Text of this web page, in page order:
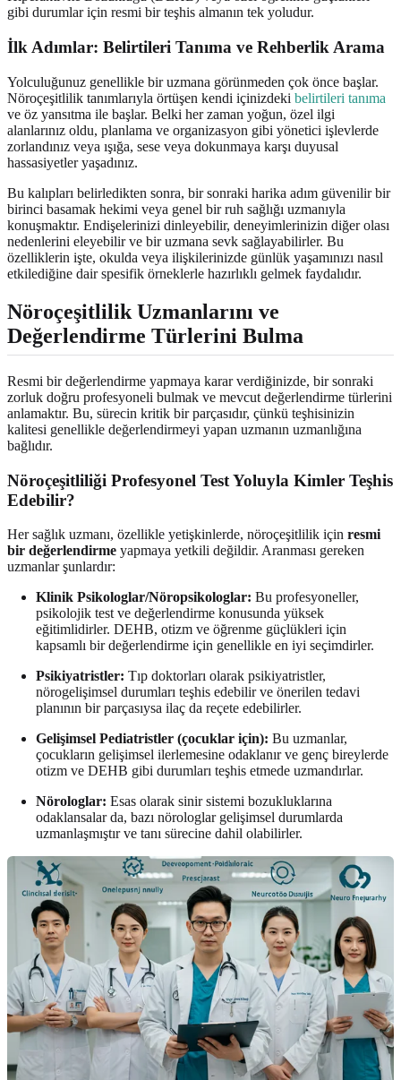
gibi durumlar için resmi bir teşhis almanın tek yoludur.
İlk Adımlar: Belirtileri Tanıma ve Rehberlik Arama
Yolculuğunuz genellikle bir uzmana görünmeden çok önce başlar.
Nöroçeşitlilik tanımlarıyla örtüşen kendi içinizdeki belirtileri tanıma
ve öz yansıtma ile başlar. Belki her zaman yoğun, özel ilgi
alanlarınız oldu, planlama ve organizasyon gibi yönetici işlevlerde
zorlandınız veya ışığa, sese veya dokunmaya karşı duyusal
hassasiyetler yaşadınız.
Bu kalıpları belirledikten sonra, bir sonraki harika adım güvenilir bir
birinci basamak hekimi veya genel bir ruh sağlığı uzmanıyla
konuşmaktır. Endişelerinizi dinleyebilir, deneyimlerinizin diğer olası
nedenlerini eleyebilir ve bir uzmana sevk sağlayabilirler. Bu
özelliklerin işte, okulda veya ilişkilerinizde günlük yaşamınızı nasıl
etkilediğine dair spesifik örneklerle hazırlıklı gelmek faydalıdır.
Nöroçeşitlilik Uzmanlarını ve
Değerlendirme Türlerini Bulma
Resmi bir değerlendirme yapmaya karar verdiğinizde, bir sonraki
zorluk doğru profesyoneli bulmak ve mevcut değerlendirme türlerini
anlamaktır. Bu, sürecin kritik bir parçasıdır, çünkü teşhisinizin
kalitesi genellikle değerlendirmeyi yapan uzmanın uzmanlığına
bağlıdır.
Nöroçeşitliliği Profesyonel Test Yoluyla Kimler Teşhis
Edebilir?
Her sağlık uzmanı, özellikle yetişkinlerde, nöroçeşitlilik için resmi
bir değerlendirme yapmaya yetkili değildir. Aranması gereken
uzmanlar şunlardır:
Klinik Psikologlar/Nöropsikologlar: Bu profesyoneller,
psikolojik test ve değerlendirme konusunda yüksek
eğitimlidirler. DEHB, otizm ve öğrenme güçlükleri için
kapsamlı bir değerlendirme için genellikle en iyi seçimdirler.
Psikiyatristler: Tıp doktorları olarak psikiyatristler,
nörogelişimsel durumları teşhis edebilir ve önerilen tedavi
planının bir parçasıysa ilaç da reçete edebilirler.
Gelişimsel Pediatristler (çocuklar için): Bu uzmanlar,
çocukların gelişimsel ilerlemesine odaklanır ve genç bireylerde
otizm ve DEHB gibi durumları teşhis etmede uzmandırlar.
Nörologlar: Esas olarak sinir sistemi bozukluklarına
odaklansalar da, bazı nörologlar gelişimsel durumlarda
uzmanlaşmıştır ve tanı sürecine dahil olabilirler.